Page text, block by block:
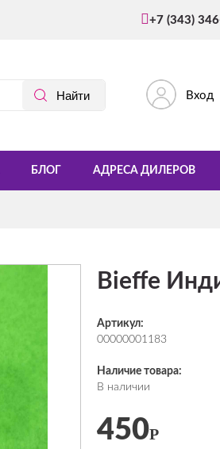
+7 (343)
Вход
БЛОГ АДРЕСА ДИЛЕРОВ
Bieffe
Артикул:
00000001183
Наличие товара:
В наличии
450Р